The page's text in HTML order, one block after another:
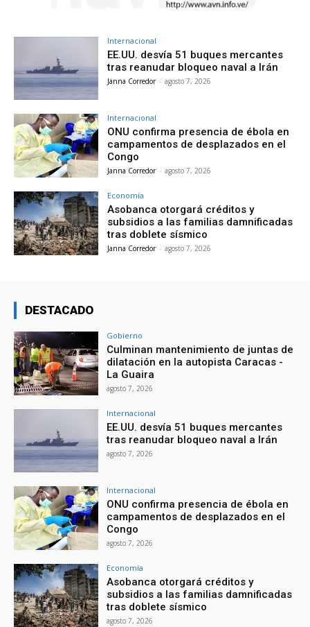
Internacional
EE.UU. desvía 51 buques mercantes
tras reanudar bloqueo naval a Irán
Janna Corredor - agosto 7, 2026
Internacional
ONU confirma presencia de ébola en
campamentos de desplazados en el
Congo
Janna Corredor - agosto 7, 2026
Economía
Asobanca otorgará créditos y
subsidios a las familias damnificadas
tras doblete sísmico
Janna Corredor - agosto 7, 2026
DESTACADO
Gobierno
Culminan mantenimiento de juntas de
dilatación en la autopista Caracas -
La Guaira
agosto 7, 2026
Internacional
EE.UU. desvía 51 buques mercantes
tras reanudar bloqueo naval a Irán
agosto 7, 2026
Internacional
ONU confirma presencia de ébola en
campamentos de desplazados en el
Congo
agosto 7, 2026
Economía
Asobanca otorgará créditos y
subsidios a las familias damnificadas
tras doblete sísmico
agosto 7, 2026